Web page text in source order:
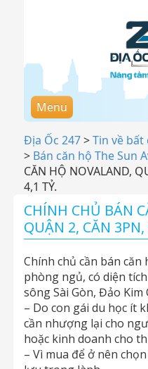
Menu
Địa Ốc 247>Tin về bất
> Bán căn hộ The Sun
CĂN HỘ NOVALAND,
4,1 TỶ.
CHÍNH CHỦ BÁN
QUẬN 2, CĂN
Chính chủ cần bán căn
phòng ngủ, có diện
sông Sài Gòn, Đảo Kim
– Do con gái du học ít
cần nhượng lại cho
hoặc kinh doanh cho
– Vì mua để ở nên